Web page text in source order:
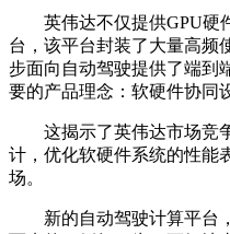
英伟达不仅提供GPU硬
台，该平台封装了大量高频
步面向自动驾驶提供了端到
要的产品理念：软硬件协同
这揭示了英伟达市场竞争
计，优化软硬件系统的性能
场。
新的自动驾驶计算平台，